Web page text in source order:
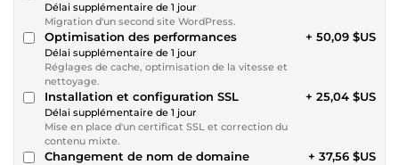
Délai supplémentaire de 1 jour
Migration d'un second site WordPress.
Optimisation des performances
Délai supplémentaire de 1 jour
Réglages de cache, optimisation de la vitesse et
nettoyage.
+ 50,09 $US
Installation et configuration SSL
Délai supplémentaire de 1 jour
Mise en place d'un certificat SSL et correction du
contenu mixte.
+ 25,04 $US
Changement de nom de domaine + 37,56 $US